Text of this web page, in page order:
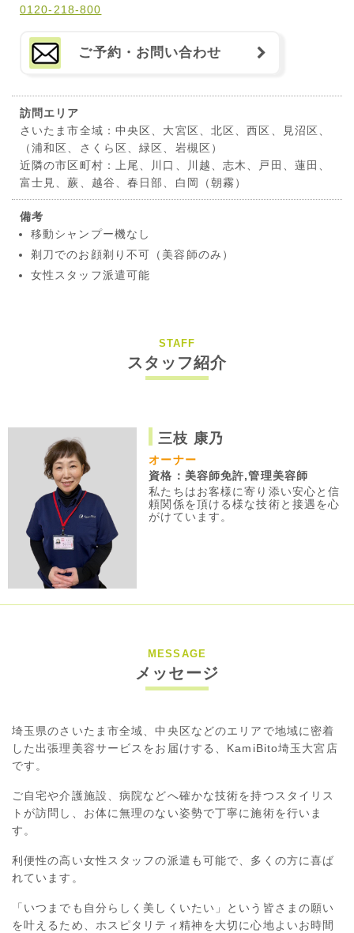
0120-218-800
ご予約・お問い合わせ
訪問エリア
さいたま市全域：中央区、大宮区、北区、西区、見沼区、
（浦和区、さくら区、緑区、岩槻区）
近隣の市区町村：上尾、川口、川越、志木、戸田、蓮田、
富士見、蕨、越谷、春日部、白岡（朝霧）
備考
移動シャンプー機なし
剃刀でのお顔剃り不可（美容師のみ）
女性スタッフ派遣可能
STAFF
スタッフ紹介
三枝 康乃
オーナー
資格：美容師免許,管理美容師
私たちはお客様に寄り添い安心と信
頼関係を頂ける様な技術と接遇を心
がけています。
MESSAGE
メッセージ
埼玉県のさいたま市全域、中央区などのエリアで地域に密着
した出張理美容サービスをお届けする、KamiBito埼玉大宮店
です。
ご自宅や介護施設、病院などへ確かな技術を持つスタイリス
トが訪問し、お体に無理のない姿勢で丁寧に施術を行いま
す。
利便性の高い女性スタッフの派遣も可能で、多くの方に喜ば
れています。
「いつまでも自分らしく美しくいたい」という皆さまの願い
を叶えるため、ホスピタリティ精神を大切に心地よいお時間